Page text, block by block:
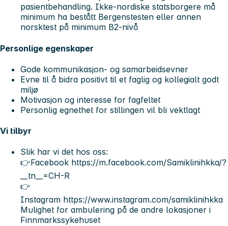
pasientbehandling. Ikke-nordiske statsborgere må
minimum ha bestått Bergenstesten eller annen
norsktest på minimum B2-nivå
Personlige egenskaper
Gode kommunikasjon- og samarbeidsevner
Evne til å bidra positivt til et faglig og kollegialt godt
miljø
Motivasjon og interesse for fagfeltet
Personlig egnethet for stillingen vil bli vektlagt
Vi tilbyr
Slik har vi det hos oss:
👉Facebook https://m.facebook.com/Samiklinihkka/?
__tn__=CH-R
👉
Instagram https://www.instagram.com/samiklinihkka
Mulighet for ambulering på de andre lokasjoner i
Finnmarkssykehuset